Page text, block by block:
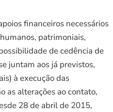
financeiros necessários
patrimoniais,
de cedência de
juntam aos já previstos,
à execução das
as alterações ao contato,
28 de abril de 2015,